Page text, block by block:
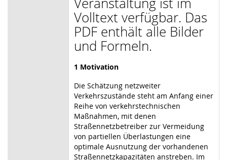
Volltext verfügbar. Das
PDF enthält alle Bilder
und Formeln.
1 Motivation
Die Schätzung netzweiter
Verkehrszustände steht am Anfang einer
Reihe von verkehrstechnischen
Maßnahmen, mit denen
Straßennetzbetreiber zur Vermeidung
von partiellen Überlastungen eine
optimale Ausnutzung der vorhandenen
Straßennetzkapazitäten anstreben. Im